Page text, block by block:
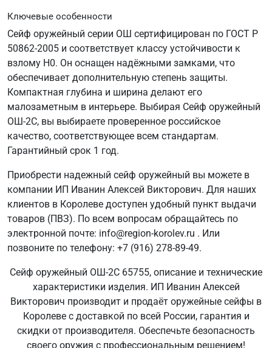
Ключевые особенности
Сейф оружейный серии ОШ сертифицирован по ГОСТ Р
50862-2005 и соответствует классу устойчивости к
взлому Н0. Он оснащен надёжными замками, что
обеспечивает дополнительную степень защиты.
Компактная глубина и ширина делают его
малозаметным в интерьере. Выбирая Сейф оружейный
ОШ-2С, вы выбираете проверенное российское
качество, соответствующее всем стандартам.
Гарантийный срок 1 год.
Приобрести надежный сейф оружейный вы можете в
компании ИП Иванин Алексей Викторович. Для наших
клиентов в Королеве доступен удобный пункт выдачи
товаров (ПВЗ). По всем вопросам обращайтесь по
электронной почте: info@region-korolev.ru . Или
позвоните по телефону: +7 (916) 278-89-49.
Сейф оружейный ОШ-2С 65755, описание и технические
характеристики изделия. ИП Иванин Алексей
Викторович производит и продаёт оружейные сейфы в
Королеве с доставкой по всей России, гарантия и
скидки от производителя. Обеспечьте безопасность
своего оружия с профессиональным решением!